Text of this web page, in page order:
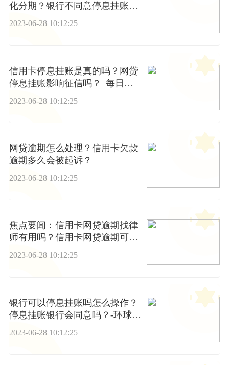
化分期？银行不同意停息挂账怎
么办？
2023-06-28 10:12:25
信用卡停息挂账是真的吗？网贷
停息挂账影响征信吗？_每日消
2023-06-28 10:12:25
网贷逾期怎么处理？信用卡欠款
逾期多久会被起诉？
2023-06-28 10:12:25
焦点要闻：信用卡网贷逾期找律
师有用吗？信用卡网贷逾期可以
协商吗？
2023-06-28 10:12:25
银行可以停息挂账吗怎么操作？
停息挂账银行会同意吗？-环球聚
2023-06-28 10:12:25